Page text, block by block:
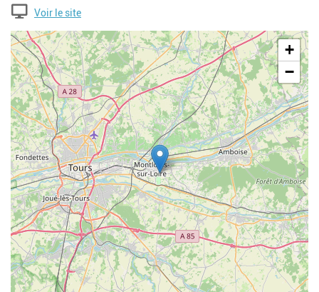
Voir le site
Geolocalisation
+
−